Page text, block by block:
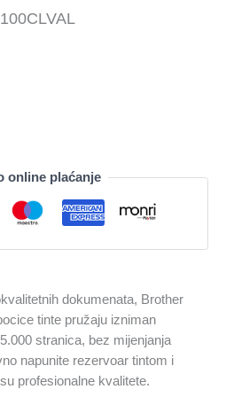
online plaćanje
dokumenata, Brother
tinte pružaju izniman
stranica, bez mijenjanja
napunite rezervoar tintom i
profesionalne kvalitete.